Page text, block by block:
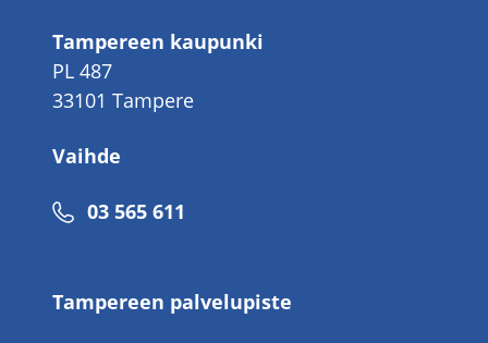
Tampereen kaupunki
PL 487
33101 Tampere
Vaihde
Puhelinnumero
03 565 611
Tampereen palvelupiste